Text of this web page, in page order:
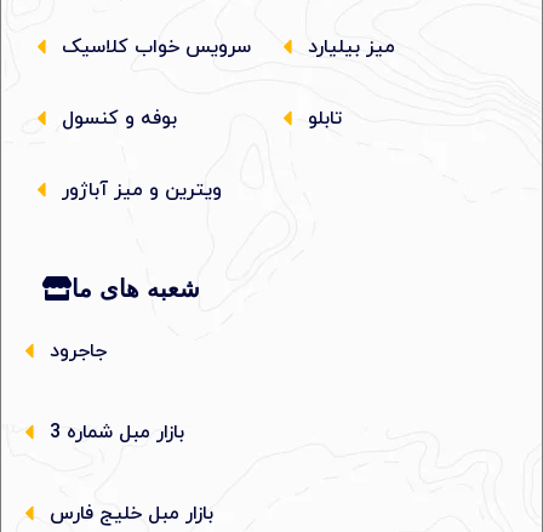
سرویس خواب کلاسیک
بوفه و کنسول
ویترین و میز آباژور
میز بیلیارد
تابلو
شعبه های ما
جاجرود
بازار مبل شماره 3
بازار مبل خلیج فارس